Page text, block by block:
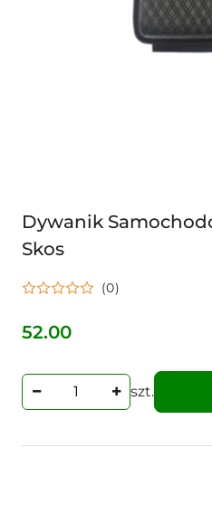
Dywanik
Skos
(0)
Cena:
52.00
szt.